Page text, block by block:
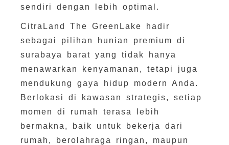
sendiri dengan lebih optimal.
CitraLand The GreenLake hadir
sebagai pilihan hunian premium di
surabaya barat yang tidak hanya
menawarkan kenyamanan, tetapi juga
mendukung gaya hidup modern Anda.
Berlokasi di kawasan strategis, setiap
momen di rumah terasa lebih
bermakna, baik untuk bekerja dari
rumah, berolahraga ringan, maupun